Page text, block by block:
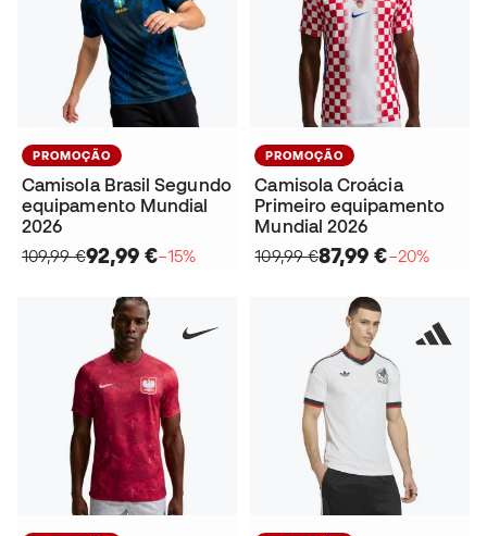
PROMOÇÃO
Camisola Brasil Segundo
equipamento Mundial
2026
109,99 €92,99 €−15%
PROMOÇÃO
Camisola Croácia
Primeiro equipamento
Mundial 2026
109,99 €87,99 €−20%